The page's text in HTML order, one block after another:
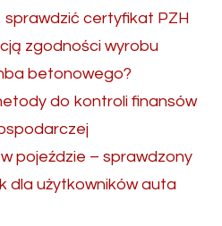
certyfikat PZH
zgodności wyrobu
betonowego?
do kontroli finansów
pojeździe – sprawdzony
dla użytkowników auta